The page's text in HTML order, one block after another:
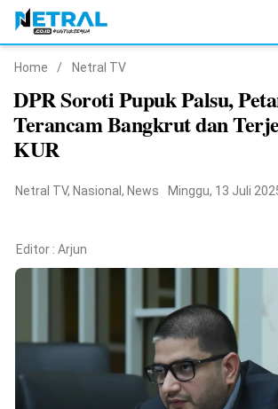
Nasional
Pemerintahan
Politik
Hukrim
Home / Netral TV
DPR Soroti Pupuk Palsu,
Terancam Bangkrut dan
KUR
Netral TV, Nasional , News Minggu, 13 Juli
Editor : Arjun